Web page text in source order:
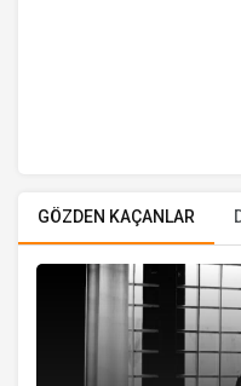
GÖZDEN KAÇANLAR